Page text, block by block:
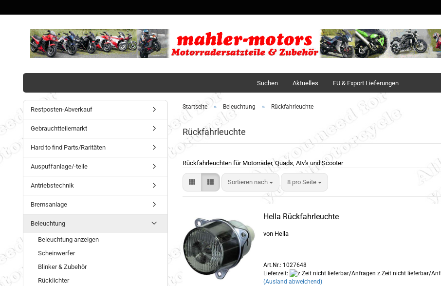
Sprache
Suchen Aktuelles EU & Export Lieferungen
Startseite » Beleuchtung » Rückfahrleuchte
Rückfahrleuchte
Rückfahrleuchten für Motorräder, Quads, Atv's und Scooter
Sortieren nach 8 pro Seite
Hella Rückfahrleuchte
von Hella
Art.Nr.: 1027648
Lieferzeit:
z.Zeit nicht lieferbar/
(Ausland abweichend)
Restposten-Abverkauf
Gebrauchtteilemarkt
Hard to find Parts/Raritäten
Auspuffanlage/-teile
Antriebstechnik
Bremsanlage
Beleuchtung
Beleuchtung anzeigen
Scheinwerfer
Blinker & Zubehör
Rücklichter